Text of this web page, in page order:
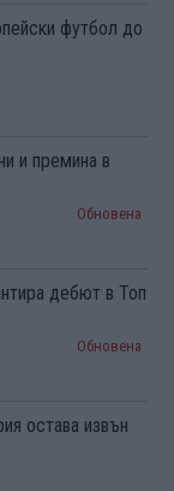
футбол до
и премина в
Обновена
дебют в Топ
Обновена
остава извън